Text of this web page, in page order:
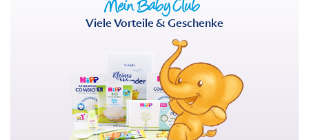
Viele Vorteile & Geschenke